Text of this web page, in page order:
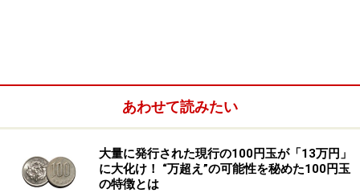
また、こうした薬物乱用者が路上にあふれている街は、
「ゾンビタウン」とも呼ばれています。もともと治安が
悪い地域に限りません。有名な観光地として多くの人々
が訪れる街中でも、薬物乱用者が路上に寝そべって薬を
吸引したり、注射したりする光景が報告されています。
あわせて読みたい
大量に発行された現行の100円玉が「13万円」
に大化け！ “万超え”の可能性を秘めた100円玉
の特徴とは